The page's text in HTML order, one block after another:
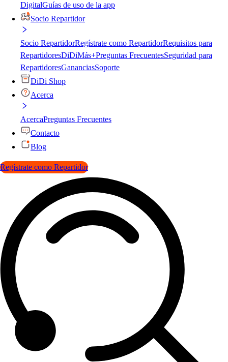
DigitalGuías de uso de la app
Socio Repartidor
Socio RepartidorRegístrate como RepartidorRequisitos para
RepartidoresDiDiMás+Preguntas FrecuentesSeguridad para
RepartidoresGananciasSoporte
DiDi Shop
Acerca
AcercaPreguntas Frecuentes
Contacto
Blog
Regístrate como Repartidor